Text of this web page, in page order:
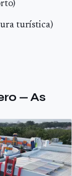
turística)
— As